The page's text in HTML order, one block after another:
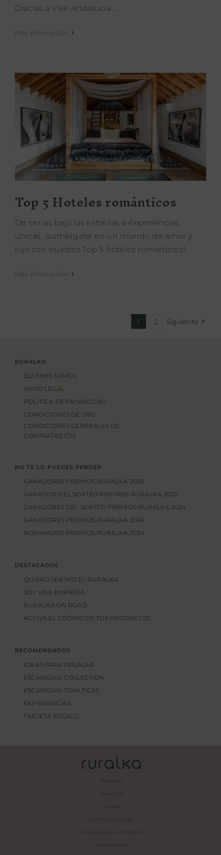
Gracias a Vive Andalucía ...
Más información
Top 5 Hoteles románticos
Top 5 Hoteles románticos
De cenas bajo las estrellas a experiencias
únicas, ¡sumérgete en un mundo de amor y
lujo con nuestro Top 5 hoteles románticos!
Más información
1 2 Siguiente
RURALKA
QUIÉNES SOMOS
AVISO LEGAL
POLÍTICA DE PRIVACIDAD
CONDICIONES DE USO
CONDICIONES GENERALES DE
CONTRATACIÓN
NO TE LO PUEDES PERDER
GANADORES PREMIOS RURALKA 2025
GANADOR DEL SORTEO PREMIOS RURALKA 2025
GANADORES DEL SORTEO PREMIOS RURALKA 2024
GANADORES PREMIOS RURALKA 2024
NOMINADOS PREMIOS RURALKA 2024
DESTACADOS
QUIERO SER HOTEL RURALKA
SOY UNA EMPRESA
RURALKA ON ROAD
ACTIVA EL CÓDIGO DE TUS PRODUCTOS
RECOMENDADOS
IDEAS PARA REGALAR
ESCAPADAS COLLECTION
ESCAPADAS TEMÁTICAS
EXPERIENCIAS
TARJETA REGALO
Aviso legal
Privacidad
Cookies
Condiciones de uso
Condiciones de contratación
Desistimiento